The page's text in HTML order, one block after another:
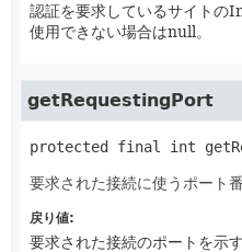
認証を要求しているサイト
使用できない場合はnull。
getRequestingPort
protected final int
要求された接続に使うポート
戻り値:
要求された接続のポートを示す